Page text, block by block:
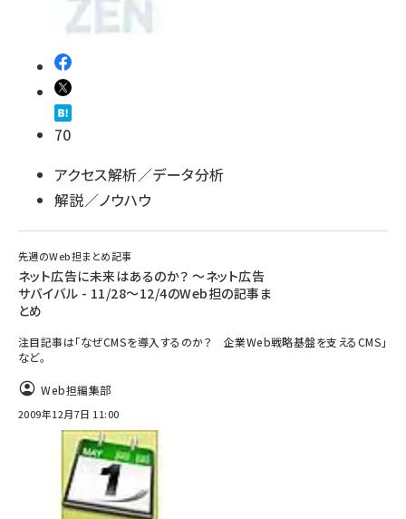
70
アクセス解析／データ分析
解説／ノウハウ
先週のWeb担まとめ記事
ネット広告に未来はあるのか？ ～ネット広告
サバイバル - 11/28～12/4のWeb担の記事ま
とめ
注目記事は「なぜCMSを導入するのか？ 企業Web戦略基盤を支えるCMS」
など。
Web担編集部
2009年12月7日 11:00